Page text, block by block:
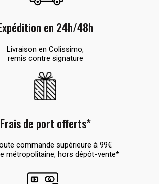
en 24h/48h
Livraison en Colissimo,
remis contre signature
Frais de port offerts*
commande supérieure à 99€
métropolitaine, hors dépôt-vente*